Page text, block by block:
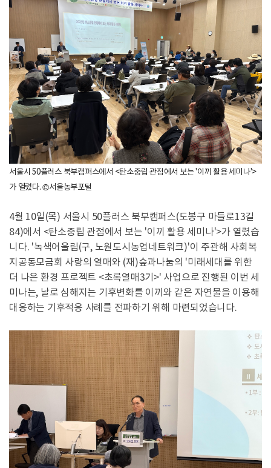
서울시 50플러스 북부캠퍼스에서 <탄소중립 관점에서 보는 '이끼 활용 세미나'>
가 열렸다. ©서울농부포털
4월 10일(목) 서울시 50플러스 북부캠퍼스(도봉구 마들로13길
84)에서 <탄소중립 관점에서 보는 '이끼 활용 세미나'>가 열렸습
니다. '녹색어울림(구, 노원도시농업네트워크)'이 주관해 사회복
지공동모금회 사랑의 열매와 (재)숲과나눔의 '미래세대를 위한
더 나은 환경 프로젝트 <초록열매3기>' 사업으로 진행된 이번 세
미나는, 날로 심해지는 기후변화를 이끼와 같은 자연물을 이용해
대응하는 기후적응 사례를 전파하기 위해 마련되었습니다.